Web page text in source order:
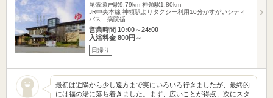
尾張瀬戸駅9.79km 神領駅1.80km
JR中央本線 神領駅よりタクシー利用10分かすがいシティ
バス 病院循…
営業時間 10:00～24:00
入浴料金 800円～
日帰り
最初は近隣から少し遠方まで実にいろいろ行きましたが、最終的
には福の湯に落ち着きました。まず、広いことが得点、次にスタ